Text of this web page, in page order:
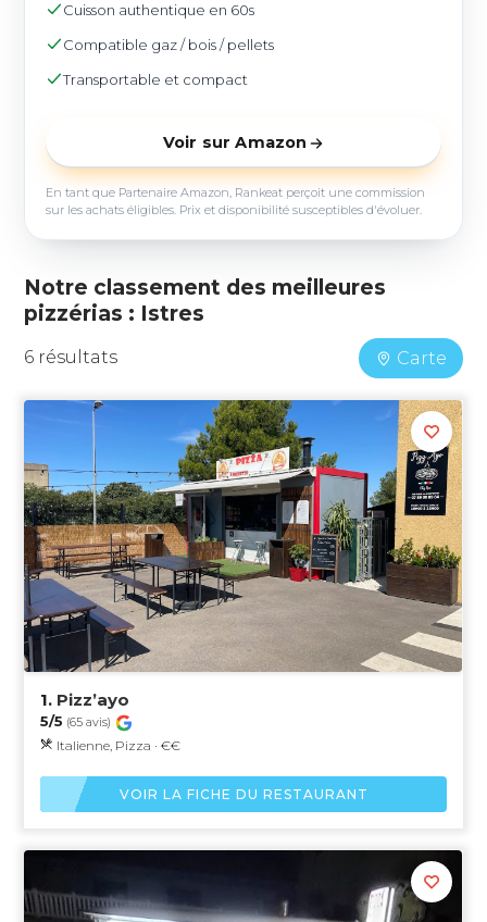
Cuisson authentique en 60s
Compatible gaz / bois / pellets
Transportable et compact
Voir sur Amazon
En tant que Partenaire Amazon, Rankeat perçoit une commission
sur les achats éligibles. Prix et disponibilité susceptibles d'évoluer.
Notre classement des meilleures
pizzérias : Istres
6 résultats Carte
1. Pizz’ayo
5/5 (65 avis)
Italienne, Pizza · €€
VOIR LA FICHE DU RESTAURANT